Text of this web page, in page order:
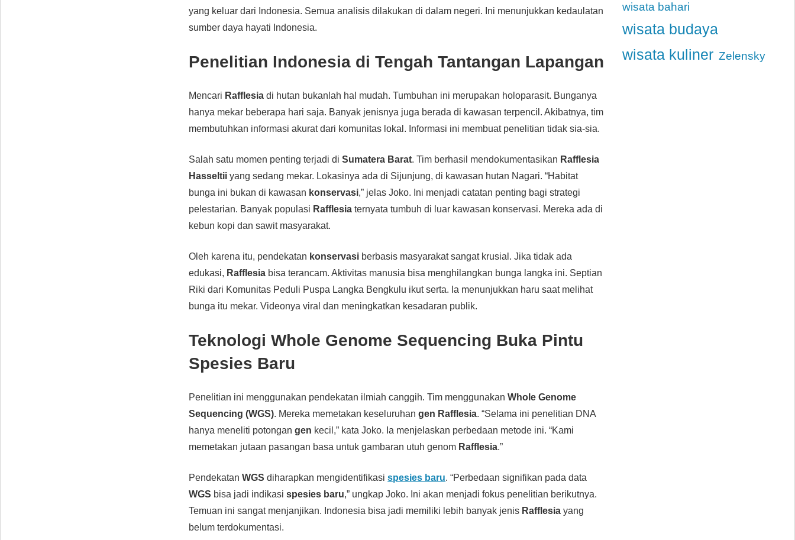
yang keluar dari Indonesia. Semua analisis dilakukan di dalam negeri. Ini menunjukkan kedaulatan
sumber daya hayati Indonesia.
Penelitian Indonesia di Tengah Tantangan Lapangan
Mencari Rafflesia di hutan bukanlah hal mudah. Tumbuhan ini merupakan holoparasit. Bunganya
hanya mekar beberapa hari saja. Banyak jenisnya juga berada di kawasan terpencil. Akibatnya, tim
membutuhkan informasi akurat dari komunitas lokal. Informasi ini membuat penelitian tidak sia-sia.
Salah satu momen penting terjadi diSumatera Barat. Tim berhasil mendokumentasikan Rafflesia
Hasseltii yang sedang mekar. Lokasinya ada di Sijunjung, di kawasan hutan Nagari. “Habitat
bunga ini bukan di kawasan konservasi,” jelas Joko. Ini menjadi catatan penting bagi strategi
pelestarian. Banyak populasi Rafflesia ternyata tumbuh di luar kawasan konservasi. Mereka ada di
kebun kopi dan sawit masyarakat.
Oleh karena itu, pendekatan konservasi berbasis masyarakat sangat krusial. Jika tidak ada
edukasi, Rafflesia bisa terancam. Aktivitas manusia bisa menghilangkan bunga langka ini. Septian
Riki dari Komunitas Peduli Puspa Langka Bengkulu ikut serta. Ia menunjukkan haru saat melihat
bunga itu mekar. Videonya viral dan meningkatkan kesadaran publik.
TeknologiWhole Genome Sequencing Buka Pintu
Spesies Baru
Penelitian ini menggunakan pendekatan ilmiah canggih. Tim menggunakanWhole Genome
Sequencing (WGS). Mereka memetakan keseluruhangen Rafflesia. “Selama ini penelitian DNA
hanya meneliti potongangen kecil,” kata Joko. Ia menjelaskan perbedaan metode ini. “Kami
memetakan jutaan pasangan basa untuk gambaran utuh genom Rafflesia.”
PendekatanWGS diharapkan mengidentifikasispesies baru. “Perbedaan signifikan pada data
WGS bisa jadi indikasispesies baru,” ungkap Joko. Ini akan menjadi fokus penelitian berikutnya.
Temuan ini sangat menjanjikan. Indonesia bisa jadi memiliki lebih banyak jenis Rafflesia yang
belum terdokumentasi.
wisata bahari
wisata budaya
wisata kuliner Zelensky